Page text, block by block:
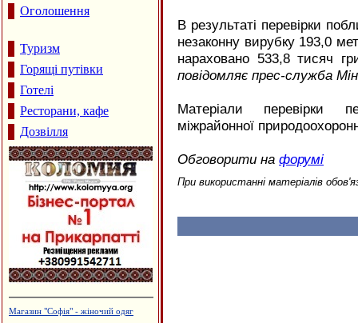
Оголошення
Туризм
Горящі путівки
Готелі
Ресторани, кафе
Дозвілля
Будцентр "Деніго"
В результаті перевірки
незаконну вирубку 193,0
нараховано 533,8 тисяч
повідомляє прес-служба
Матеріали перевірки
міжрайонної
Обговорити на форумі
При використанні матеріалів